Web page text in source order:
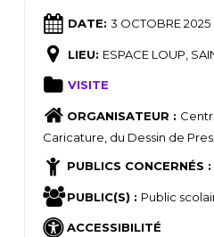
DATE: 3 OCTOBRE 2025
LIEU: ESPACE LOUP,
VISITE
ORGANISATEUR :
Caricature, du Dessin de
PUBLICS CONCERNÉS :
PUBLIC(S) : Public
ACCESSIBILITÉ